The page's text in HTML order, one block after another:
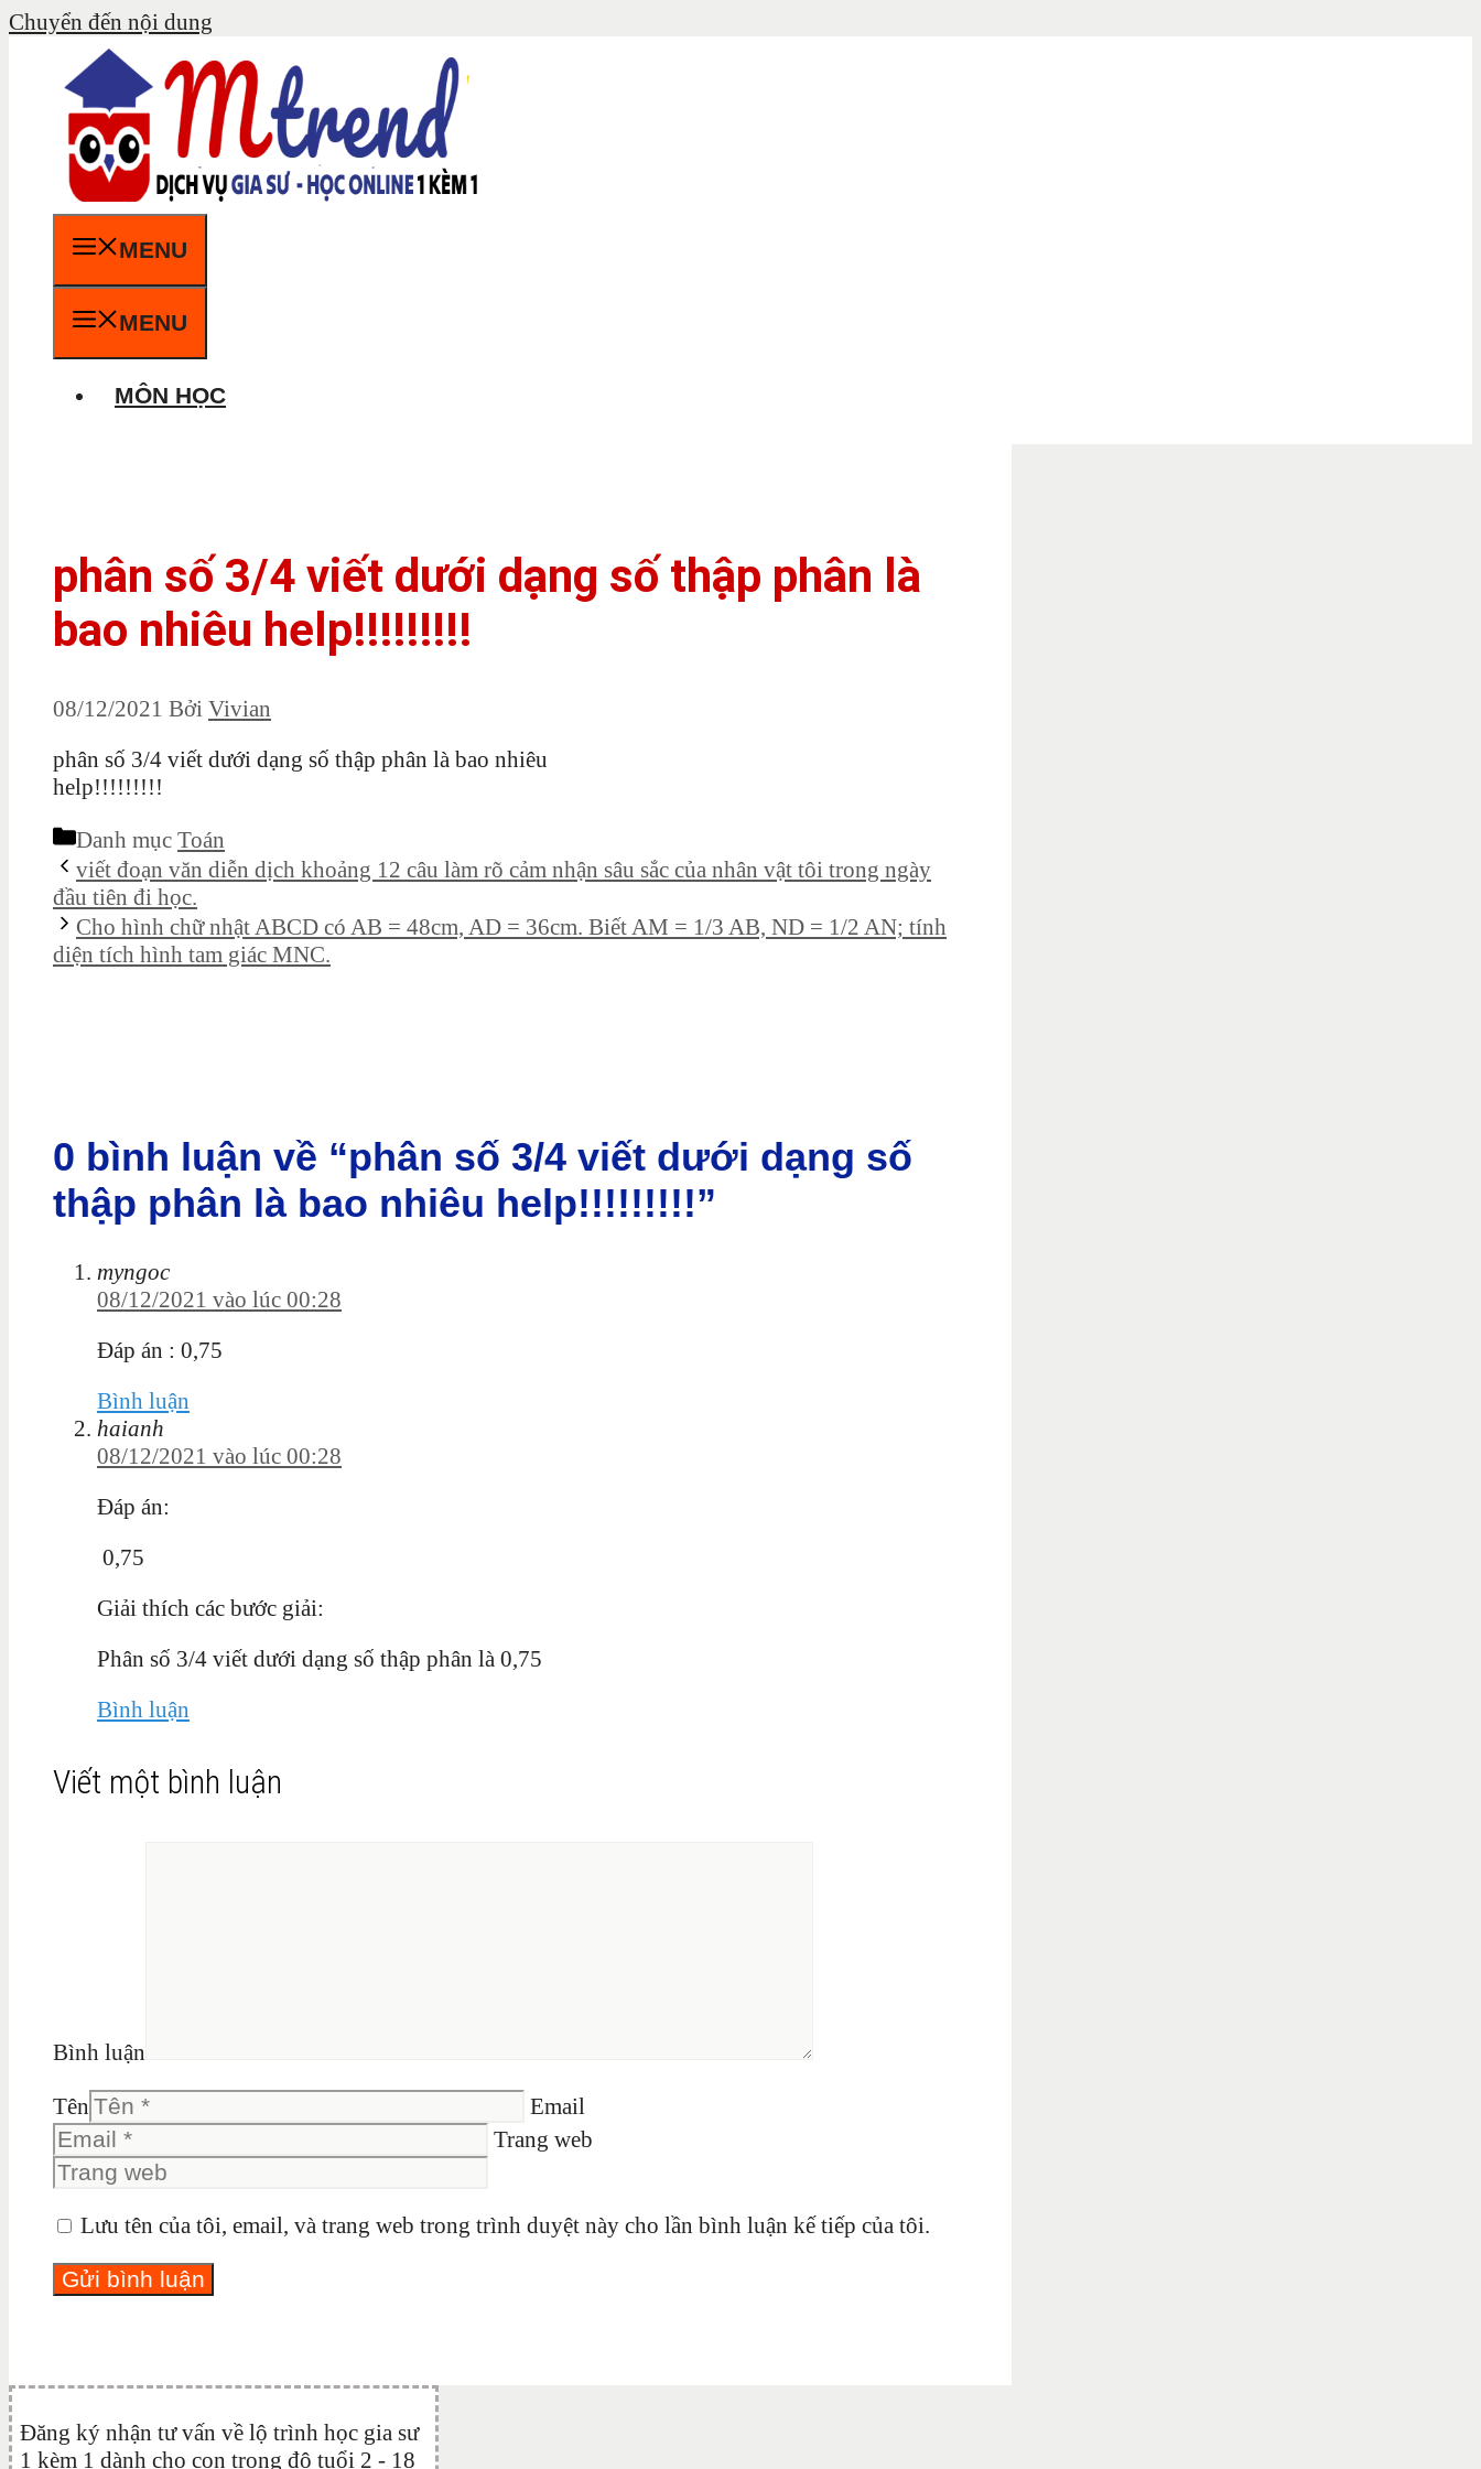
Chuyển đến nội dung
MENU
MENU
MÔN HỌC
phân số 3/4 viết dưới dạng số thập phân là
bao nhiêu help!!!!!!!!!
08/12/2021 Bởi Vivian
phân số 3/4 viết dưới dạng số thập phân là bao nhiêu
help!!!!!!!!!
Danh mục Toán
viết đoạn văn diễn dịch khoảng 12 câu làm rõ cảm nhận sâu sắc của nhân vật tôi trong ngày
đầu tiên đi học.
Cho hình chữ nhật ABCD có AB = 48cm, AD = 36cm. Biết AM = 1/3 AB, ND = 1/2 AN; tính
diện tích hình tam giác MNC.
0 bình luận về “phân số 3/4 viết dưới dạng số
thập phân là bao nhiêu help!!!!!!!!!”
myngoc
08/12/2021 vào lúc 00:28
Đáp án : 0,75
Bình luận
haianh
08/12/2021 vào lúc 00:28
Đáp án:
0,75
Giải thích các bước giải:
Phân số 3/4 viết dưới dạng số thập phân là 0,75
Bình luận
Viết một bình luận
Bình luận
Tên
Email
Trang web
Lưu tên của tôi, email, và trang web trong trình duyệt này cho lần bình luận kế tiếp của tôi.
Đăng ký nhận tư vấn về lộ trình học gia sư
1 kèm 1 dành cho con trong độ tuổi 2 - 18